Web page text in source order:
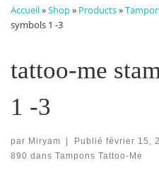
Accueil»Shop» Products»
symbols 1 -3
tattoo-me
1 -3
par Miryam | Publié février 15,
890 dans Tampons Tattoo-Me